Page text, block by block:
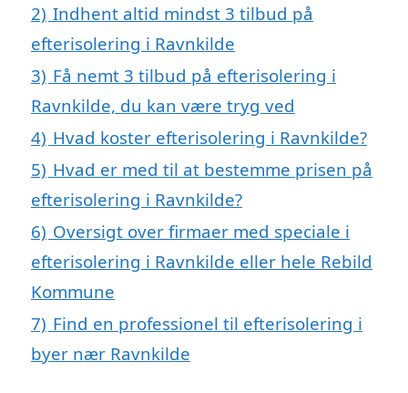
2) Indhent altid mindst 3 tilbud på
efterisolering i Ravnkilde
3) Få nemt 3 tilbud på efterisolering i
Ravnkilde, du kan være tryg ved
4) Hvad koster efterisolering i Ravnkilde?
5) Hvad er med til at bestemme prisen på
efterisolering i Ravnkilde?
6) Oversigt over firmaer med speciale i
efterisolering i Ravnkilde eller hele Rebild
Kommune
7) Find en professionel til efterisolering i
byer nær Ravnkilde